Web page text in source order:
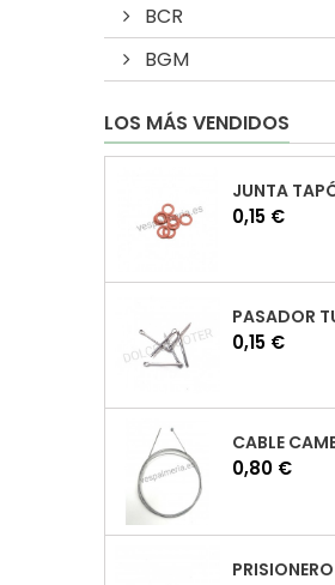
BCR
BGM
LOS MÁS VENDIDOS
Precio
0,15 €
Precio
0,15 €
Precio
0,80 €